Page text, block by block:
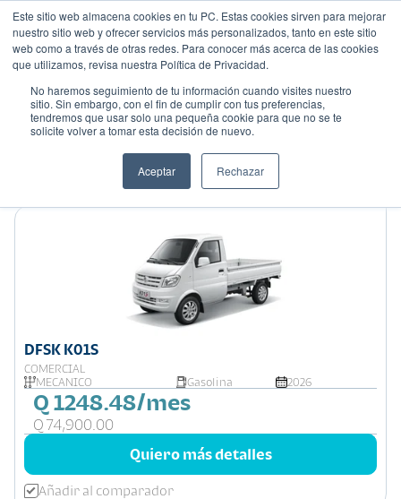
Este sitio web almacena cookies en tu PC. Estas cookies sirven para mejorar
nuestro sitio web y ofrecer servicios más personalizados, tanto en este sitio
web como a través de otras redes. Para conocer más acerca de las cookies
que utilizamos, revisa nuestra Política de Privacidad.
No haremos seguimiento de tu información cuando visites nuestro
sitio. Sin embargo, con el fin de cumplir con tus preferencias,
tendremos que usar solo una pequeña cookie para que no se te
solicite volver a tomar esta decisión de nuevo.
Aceptar Rechazar
Mostrando 9 de 326
Ordenar por:Precio: Menor a Mayor
DFSK K01S
COMERCIAL
MECÁNICO
Gasolina 2026
Q 1248.48/mes
Q 74,900.00
Quiero más detalles
Añadir al comparador